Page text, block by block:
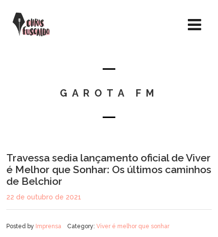
GAROTA FM
Travessa sedia lançamento oficial de Viver
é Melhor que Sonhar: Os últimos caminhos
de Belchior
22 de outubro de 2021
Posted by Imprensa Category: Viver é melhor que sonhar